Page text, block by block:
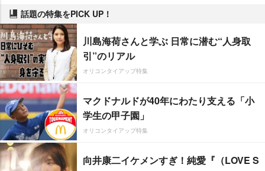
話題の特集をPICK UP！
川島海荷さんと学ぶ 日常に潜む“人身取
引”のリアル
オリコンタイアップ特集
マクドナルドが40年にわたり支える「小
学生の甲子園」
オリコンタイアップ特集
向井康二イケメンすぎ！純愛『（LOVE S